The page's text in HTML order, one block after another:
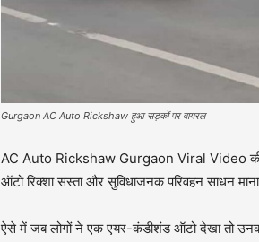
Gurgaon AC Auto Rickshaw हुआ सड़कों पर वायरल
AC Auto Rickshaw Gurgaon Viral Video की
ऑटो रिक्शा सस्ता और सुविधाजनक परिवहन साधन
ऐसे में जब लोगों ने एक एयर-कंडीशंड ऑटो देखा तो उनकी